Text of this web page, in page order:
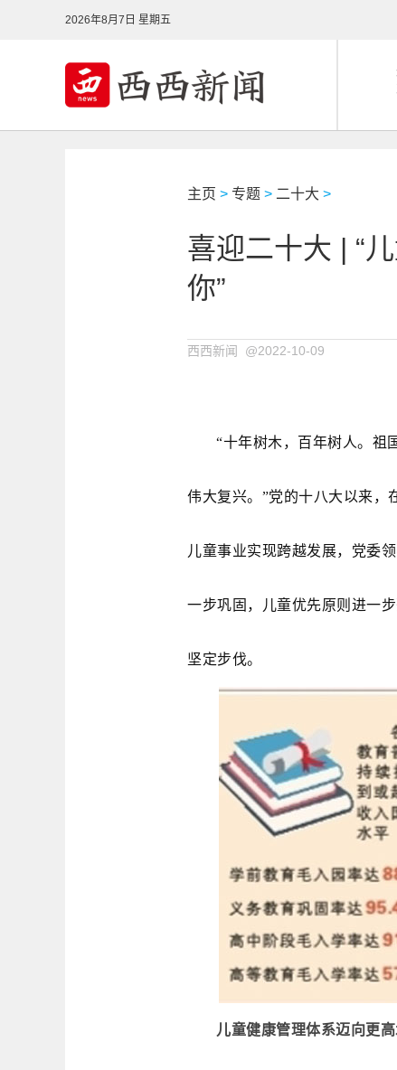
2026年8月7日 星期五
主页 > 专题 > 二十大 >
喜迎二十大 | “
你”
西西新闻 @2022-10-09
“十年树木，百年树人。祖
伟大复兴。”党的十八大以来，
儿童事业实现跨越发展，党委
一步巩固，儿童优先原则进一
坚定步伐。
儿童健康管理体系迈向更